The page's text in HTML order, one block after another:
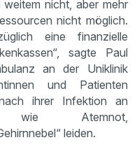
nicht, aber mehr
nicht möglich.
eine finanzielle
sagte Paul
an der Uniklinik
und Patienten
ihrer Infektion an
wie Atemnot,
leiden.